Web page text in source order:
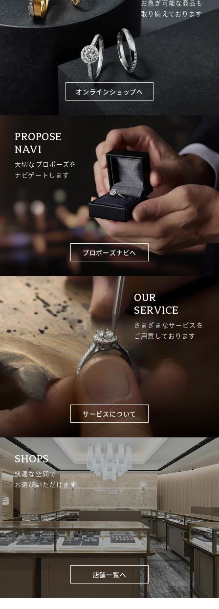
お急ぎ可能な商品も
取り揃えております
オンラインショップへ
PROPOSE
NAVI
大切なプロポーズを
ナビゲートします
プロポーズナビへ
OUR
SERVICE
さまざまなサービスを
ご用意しております
サービスについて
SHOPS
快適な空間で
お選びいただけます
店舗一覧へ